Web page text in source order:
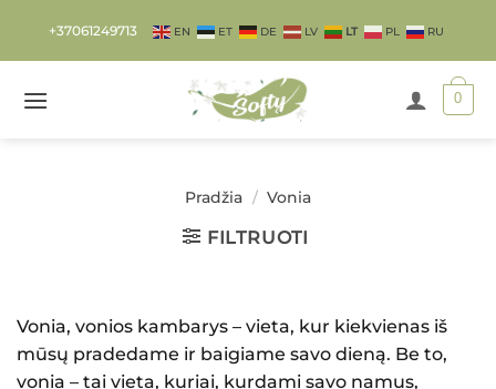
content
+37061249713 EN ET DE LV LT PL RU
0
Pradžia / Vonia
FILTRUOTI
Vonia, vonios kambarys – vieta, kur kiekvienas iš
mūsų pradedame ir baigiame savo dieną. Be to,
vonia – tai vieta, kuriai, kurdami savo namus,